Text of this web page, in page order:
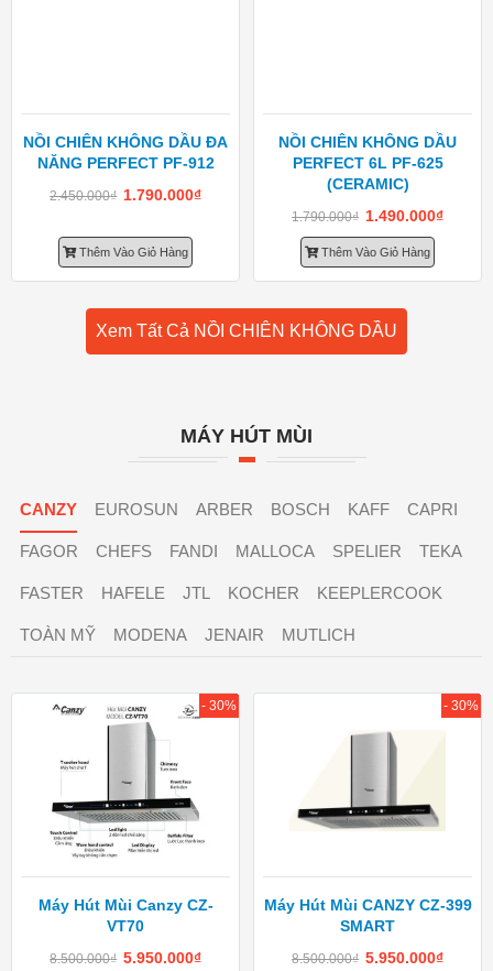
NỒI CHIÊN KHÔNG DẦU ĐA
NĂNG PERFECT PF-912
2.450.000₫ 1.790.000₫
Thêm Vào Giỏ Hàng
NỒI CHIÊN KHÔNG DẦU
PERFECT 6L PF-625
(CERAMIC)
1.790.000₫ 1.490.000₫
Thêm Vào Giỏ Hàng
Xem Tất Cả NỒI CHIÊN KHÔNG DẦU
MÁY HÚT MÙI
CANZY EUROSUN ARBER BOSCH KAFF CAPRI
FAGOR CHEFS FANDI MALLOCA SPELIER TEKA
FASTER HAFELE JTL KOCHER KEEPLERCOOK
TOÀN MỸ MODENA JENAIR MUTLICH
Máy Hút Mùi Canzy CZ-
VT70
8.500.000₫ 5.950.000₫
- 30%
Máy Hút Mùi CANZY CZ-399
SMART
8.500.000₫ 5.950.000₫
- 30%